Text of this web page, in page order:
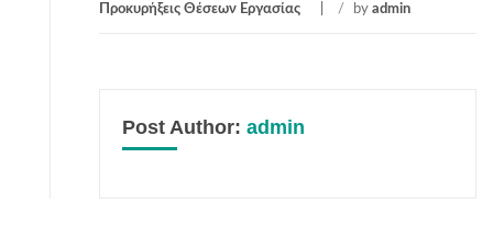
Προκυρήξεις Θέσεων Εργασίας / by admin
Post Author: admin